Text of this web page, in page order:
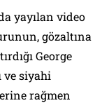
yayılan video
gözaltına
George
ve siyahi
rağmen